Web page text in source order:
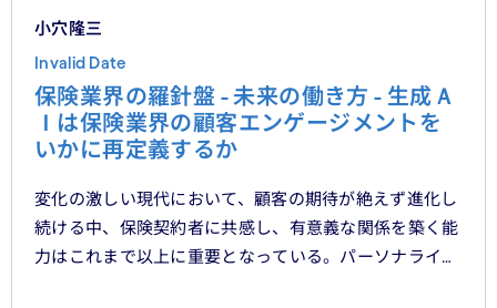
小穴隆三
Invalid Date
保険業界の羅針盤 - 未来の働き方 - 生成Ａ
Ｉは保険業界の顧客エンゲージメントを
いかに再定義するか
変化の激しい現代において、顧客の期待が絶えず進化し
続ける中、保険契約者に共感し、有意義な関係を築く能
力はこれまで以上に重要となっている。パーソナライ